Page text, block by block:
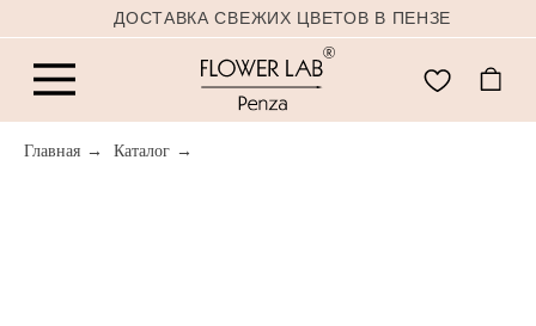
ДОСТАВКА СВЕЖИХ ЦВЕТОВ В ПЕНЗЕ
Главная → Каталог →